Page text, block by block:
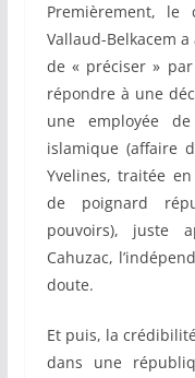
Premièrement, le
Vallaud-Belkacem
de « préciser »
répondre à une
une employée
islamique (affaire
Yvelines, traitée
de poignard
pouvoirs), juste
Cahuzac,
doute.
Et puis, la
dans une